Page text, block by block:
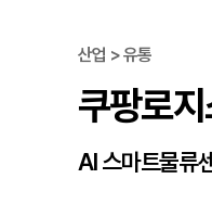
산업 > 유통
쿠팡로
AI 스마트물류